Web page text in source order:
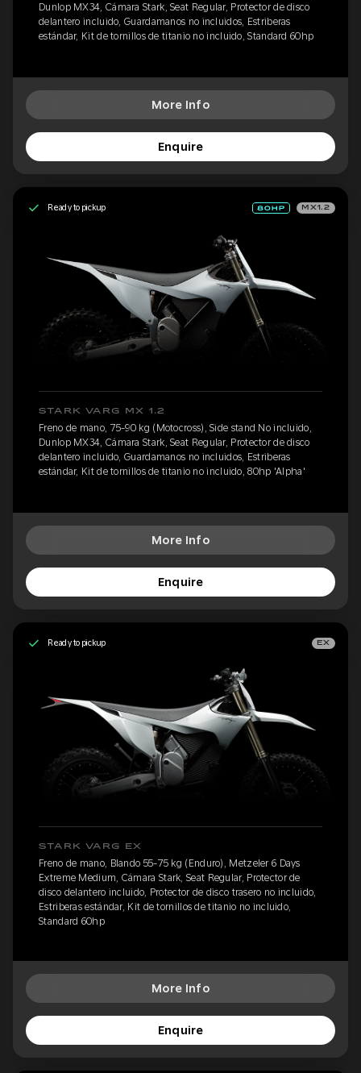
Dunlop MX34, Cámara Stark, Seat Regular, Protector de disco
delantero incluido, Guardamanos no incluidos, Estriberas
estándar, Kit de tornillos de titanio no incluido, Standard 60hp
More Info
Enquire
Ready to pickup MX1.2
STARK VARG MX 1.2
Freno de mano, 75-90 kg (Motocross), Side stand No incluido,
Dunlop MX34, Cámara Stark, Seat Regular, Protector de disco
delantero incluido, Guardamanos no incluidos, Estriberas
estándar, Kit de tornillos de titanio no incluido, 80hp 'Alpha'
More Info
Enquire
Ready to pickup EX
STARK VARG EX
Freno de mano, Blando 55-75 kg (Enduro), Metzeler 6 Days
Extreme Medium, Cámara Stark, Seat Regular, Protector de
disco delantero incluido, Protector de disco trasero no incluido,
Estriberas estándar, Kit de tornillos de titanio no incluido,
Standard 60hp
More Info
Enquire